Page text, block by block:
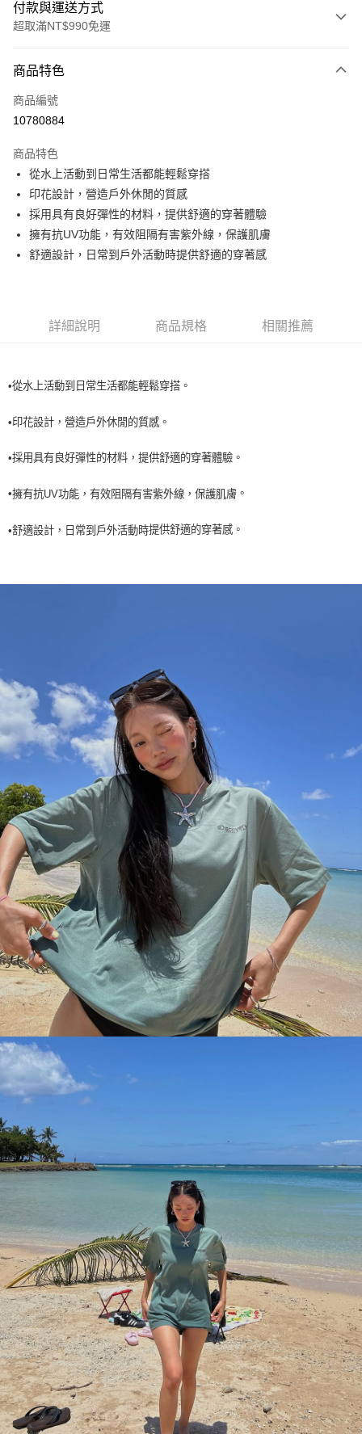
付款與運送方式
超取滿NT$990免運
信用卡一次付款
超商取貨付款
Apple Pay
運送方式
全家取貨付款<未取貨列黑名單/不支援離島取退>
每筆NT$60，滿NT$990(含以上)免運費
7-11取貨<未取貨列黑名單/不支援離島取退>
每筆NT$80，滿NT$990(含以上)免運費
商品特色
商品編號
10780884
商品特色
從水上活動到日常生活都能輕鬆穿搭
印花設計，營造戶外休閒的質感
採用具有良好彈性的材料，提供舒適的穿著體驗
擁有抗UV功能，有效阻隔有害紫外線，保護肌膚
舒適設計，日常到戶外活動時提供舒適的穿著感
詳細說明 商品規格 相關推薦
•從水上活動到日常生活都能輕鬆穿搭。
•印花設計，營造戶外休閒的質感。
•採用具有良好彈性的材料，提供舒適的穿著體驗。
•擁有抗UV功能，有效阻隔有害紫外線，保護肌膚 。
•舒適設計 ， 日常到戶外活動時提供舒適的穿著感。